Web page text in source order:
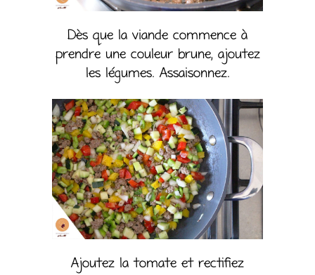
Dès que la viande commence à
prendre une couleur brune, ajoutez
les légumes. Assaisonnez.
Ajoutez la tomate et rectifiez